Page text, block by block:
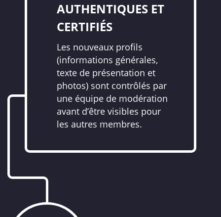
AUTHENTIQUES ET
CERTIFIÉS
Les nouveaux profils
(informations générales,
texte de présentation et
photos) sont contrôlés par
une équipe de modération
avant d’être visibles pour
les autres membres.